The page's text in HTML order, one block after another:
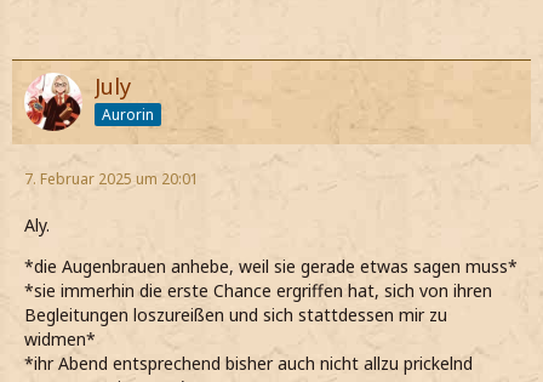
July
Aurorin
7. Februar 2025 um 20:01
Aly.
*die Augenbrauen anhebe, weil sie gerade etwas sagen muss*
*sie immerhin die erste Chance ergriffen hat, sich von ihren
Begleitungen loszureißen und sich stattdessen mir zu
widmen*
*ihr Abend entsprechend bisher auch nicht allzu prickelnd